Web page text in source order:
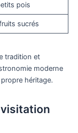
pois
sucrés
tradition et
moderne
héritage.